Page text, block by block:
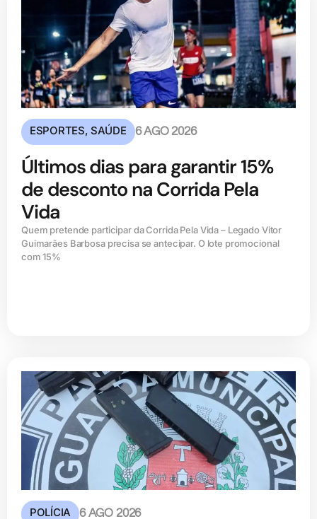
ESPORTES,SAÚDE 6 AGO 2026
Últimos dias para garantir 15%
de desconto na Corrida Pela
Vida
Quem pretende participar da Corrida Pela Vida – Legado Vitor
Guimarães Barbosa precisa se antecipar. O lote promocional
com 15%
POLÍCIA 6 AGO 2026